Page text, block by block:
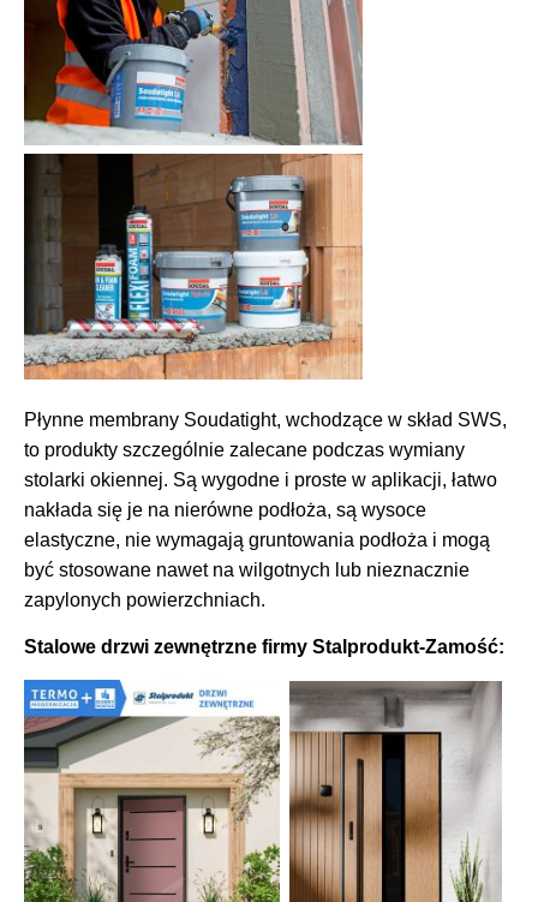
Płynne membrany Soudatight, wchodzące w skład SWS,
to produkty szczególnie zalecane podczas wymiany
stolarki okiennej. Są wygodne i proste w aplikacji, łatwo
nakłada się je na nierówne podłoża, są wysoce
elastyczne, nie wymagają gruntowania podłoża i mogą
być stosowane nawet na wilgotnych lub nieznacznie
zapylonych powierzchniach.
Stalowe drzwi zewnętrzne firmy Stalprodukt-Zamość: